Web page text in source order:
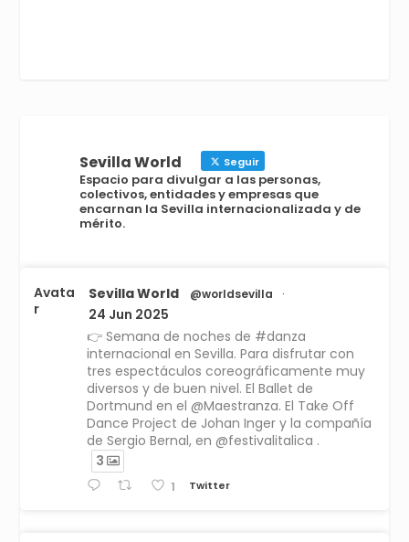
Sevilla World Seguir
Espacio para divulgar a las personas,
colectivos, entidades y empresas que
encarnan la Sevilla internacionalizada y de
mérito.
Avata
r
Sevilla World @worldsevilla ·
24 Jun 2025
👉 Semana de noches de #danza
internacional en Sevilla. Para disfrutar con
tres espectáculos coreográficamente muy
diversos y de buen nivel. El Ballet de
Dortmund en el @Maestranza. El Take Off
Dance Project de Johan Inger y la compañía
de Sergio Bernal, en @festivalitalica .
3
1 Twitter